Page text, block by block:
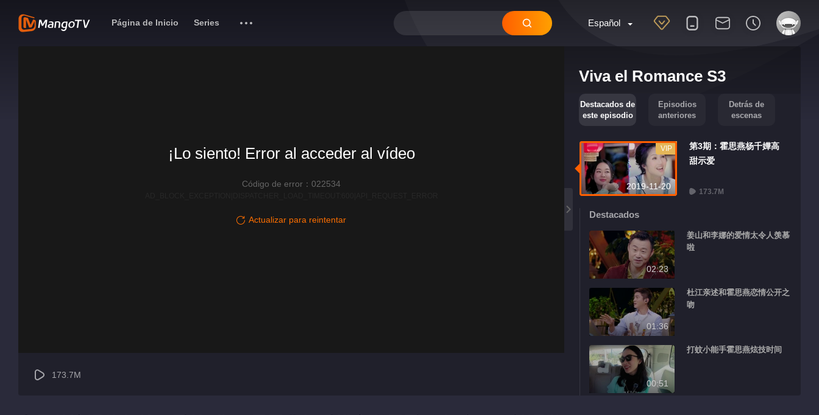
Español
Página de Inicio Series
Viva el Romance S3
Destacados de
este episodio
Episodios
anteriores
Detrás de
escenas
2019-11-20
VIP
第3期：霍思燕杨千嬅高
甜示爱
173.7M
Destacados
02:23
姜山和李娜的爱情太令人羡慕
啦
01:36
杜江亲述和霍思燕恋情公开之
吻
00:51
打蚊小能手霍思燕炫技时间
¡Lo siento! Error al acceder al vídeo
Código de error：022534
Actualizar para reintentar
173.7M